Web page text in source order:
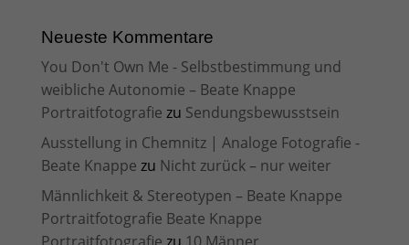
Neueste Kommentare
You Don't Own Me - Selbstbestimmung und
weibliche Autonomie – Beate Knappe
Portraitfotografie zu Sendungsbewusstsein
Ausstellung in Chemnitz | Analoge Fotografie -
Beate Knappe zu Nicht zurück – nur weiter
Männlichkeit & Stereotypen – Beate Knappe
Portraitfotografie Beate Knappe